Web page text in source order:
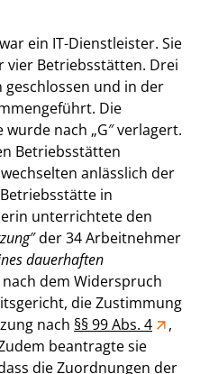
ein IT-Dienstleister. Sie
vier Betriebsstätten. Drei
und in der
Die
nach „G″ verlagert.
Betriebsstätten
anlässlich der
in
unterrichtete den
″ der 34 Arbeitnehmer
dauerhaften
nach dem Widerspruch
die Zustimmung
nach §§ 99 Abs. 4
,
beantragte sie
die Zuordnungen der